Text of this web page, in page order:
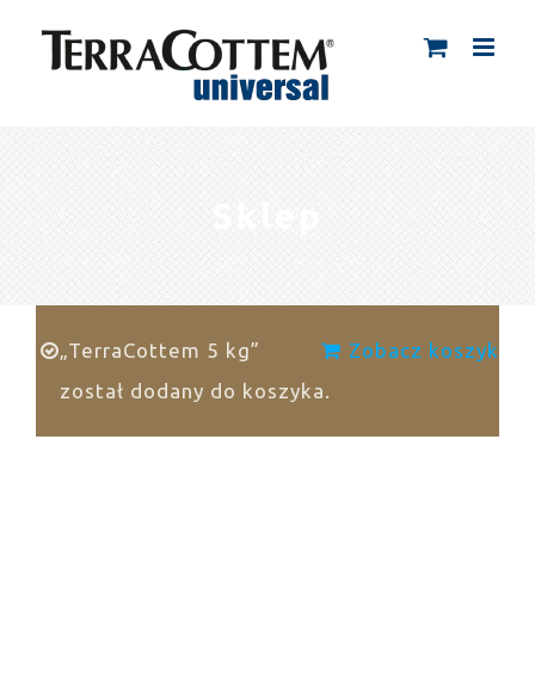
Zobacz koszyk
„TerraCottem 5 kg”
został dodany do koszyka.